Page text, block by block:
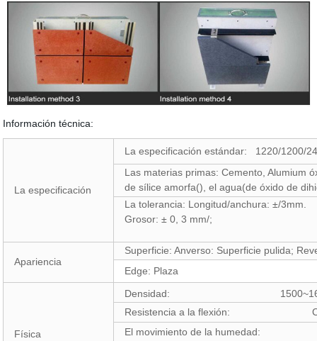
Información técnica:
La especificación
La especificación estándar: 1220/1200/
Las materias primas: Cemento, Alumium
de sílice amorfa(), el agua(de óxido de
La tolerancia: Longitud/anchura: ±/3mm.
Grosor: ± 0, 3 mm/;
Apariencia
Superficie: Anverso: Superficie pulida;
Edge: Plaza
Física
Densidad:
Resistencia a la flexión: Cruz:
El movimiento de la humedad: